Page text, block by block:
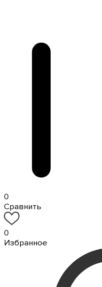
0
Сравнить
0
Избранное